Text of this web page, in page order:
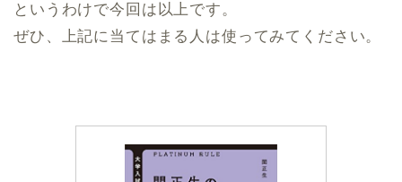
というわけで今回は以上です。
ぜひ、上記に当てはまる人は使ってみてください。